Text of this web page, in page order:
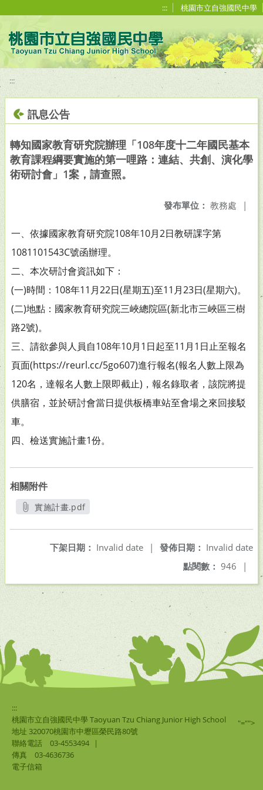
::: 桃園市立自強國民中學
:::
訊息公告
轉知國家教育研究院辦理「108年度十二年國民基本
教育課程綱要實施的第一哩路：連結、共創、演化學
術研討會」1案，請查照。
發布單位： 教務處 |
一、依據國家教育研究院108年10月2日教研課字第
1081101543C號函辦理。
二、本次研討會資訊如下：
(一)時間：108年11月22日(星期五)至11月23日(星期六)。
(二)地點：國家教育研究院三峽總院區(新北市三峽區三樹
路2號)。
三、請欲參與人員自108年10月1日起至11月1日止至報名
頁面(https://reurl.cc/5go607)進行報名(報名人數上限為
120名，達報名人數上限即截止)，報名錄取者，該院將提
供膳宿，並於研討會當日提供板橋車站至會場之來回接駁
車。
四、檢送實施計畫1份。
相關附件
實施計畫.pdf
發佈日期： Invalid date
下架日期： Invalid date
|
點閱數： 946 |
:::
桃園市立自強國民中學 Taoyuan Tzu Chiang Junior High School
地址 320070桃園市中壢區榮民路80號
聯絡電話
03-4553494
|
傳真
03-4636736
電子信箱
"="">